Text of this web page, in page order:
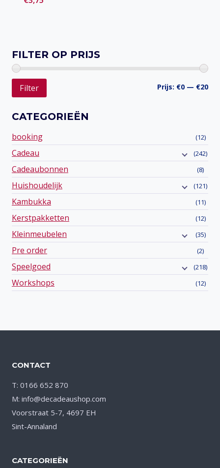
FILTER OP PRIJS
Filter Prijs: €0 — €20
CATEGORIEËN
booking (12)
Cadeau (242)
Cadeaubonnen (8)
Huishoudelijk (121)
Kambukka (11)
Kerstpakketten (12)
Kleinmeubelen (35)
Pre order (2)
Speelgoed (218)
Workshops (12)
CONTACT
T: 0166 652 870
M: info@decadeaushop.com
Voorstraat 5-7, 4697 EH
Sint-Annaland
CATEGORIEËN